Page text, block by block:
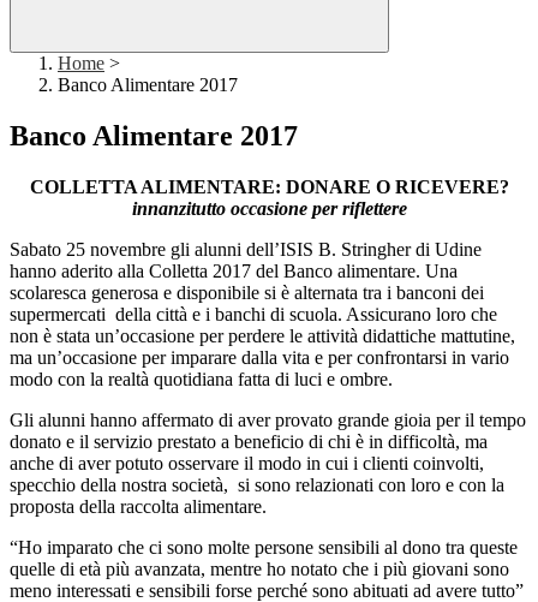
Home >
Banco Alimentare 2017
Banco Alimentare 2017
COLLETTA ALIMENTARE: DONARE O RICEVERE?
innanzitutto occasione per riflettere
Sabato 25 novembre gli alunni dell’ISIS B. Stringher di Udine
hanno aderito alla Colletta 2017 del Banco alimentare. Una
scolaresca generosa e disponibile si è alternata tra i banconi dei
supermercati della città e i banchi di scuola. Assicurano loro che
non è stata un’occasione per perdere le attività didattiche mattutine,
ma un’occasione per imparare dalla vita e per confrontarsi in vario
modo con la realtà quotidiana fatta di luci e ombre.
Gli alunni hanno affermato di aver provato grande gioia per il tempo
donato e il servizio prestato a beneficio di chi è in difficoltà, ma
anche di aver potuto osservare il modo in cui i clienti coinvolti,
specchio della nostra società, si sono relazionati con loro e con la
proposta della raccolta alimentare.
“Ho imparato che ci sono molte persone sensibili al dono tra queste
quelle di età più avanzata, mentre ho notato che i più giovani sono
meno interessati e sensibili forse perché sono abituati ad avere tutto”